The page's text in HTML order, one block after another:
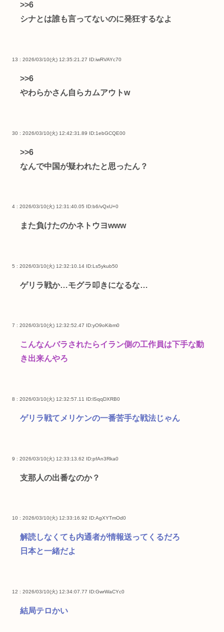
>>6
シナとは誰も言ってないのに発狂するなよ
13 : 2026/03/10(火) 12:35:21.27 ID:iwRVAYc70
>>6
やわらかさん自らカムアウトw
30 : 2026/03/10(火) 12:42:31.89 ID:1ebGCQE00
>>6
なんで中国が疑われたと思ったん？
4 : 2026/03/10(火) 12:31:40.05 ID:b6/vQxU+0
また負けたのかネトウヨwww
5 : 2026/03/10(火) 12:32:10.14 ID:Ls5ykub50
ゲリラ戦か…モグラ叩きになるな…
7 : 2026/03/10(火) 12:32:52.47 ID:yO9oKibm0
こんなんバラされたらイラン側の工作員は下手な動
き出来んやろ
8 : 2026/03/10(火) 12:32:57.11 ID:lSqqDXRB0
ゲリラ戦てメリケンの一番苦手な戦法じゃん
9 : 2026/03/10(火) 12:33:13.62 ID:pfAn3Rka0
支那人の出番なのか？
10 : 2026/03/10(火) 12:33:16.92 ID:AgXYTmOd0
解読しなくても内通者が情報送ってくるだろ
日本と一緒だよ
12 : 2026/03/10(火) 12:34:07.77 ID:GwrWaCYc0
結局テロかい